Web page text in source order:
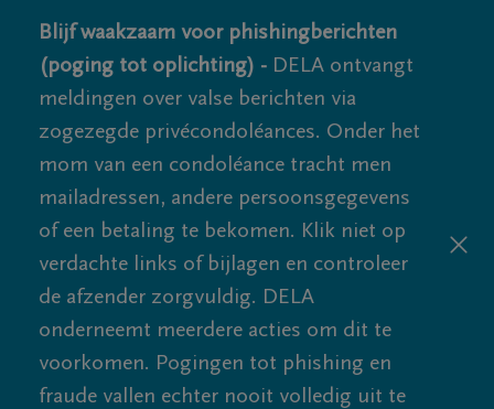
Blijf waakzaam voor phishingberichten
(poging tot oplichting) - DELA ontvangt
meldingen over valse berichten via
zogezegde privécondoléances. Onder het
mom van een condoléance tracht men
mailadressen, andere persoonsgegevens
of een betaling te bekomen. Klik niet op
verdachte links of bijlagen en controleer
de afzender zorgvuldig. DELA
onderneemt meerdere acties om dit te
voorkomen. Pogingen tot phishing en
fraude vallen echter nooit volledig uit te